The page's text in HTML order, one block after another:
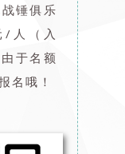
锤俱乐
/人（入
于名额
名哦！